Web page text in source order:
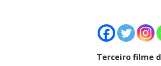
Terceiro filme